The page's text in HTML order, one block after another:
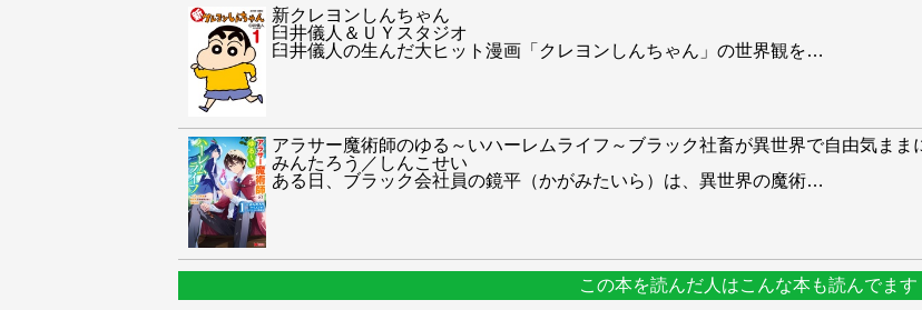
新クレヨンしんちゃん
臼井儀人＆ＵＹスタジオ
臼井儀人の生んだ大ヒット漫画「クレヨンしんちゃん」の世界観を…
アラサー魔術師のゆる～いハーレムライフ～ブラック社畜が異世界で自由気まま
みんたろう／しんこせい
ある日、ブラック会社員の鏡平（かがみたいら）は、異世界の魔術…
この本を読んだ人はこんな本も読んでます